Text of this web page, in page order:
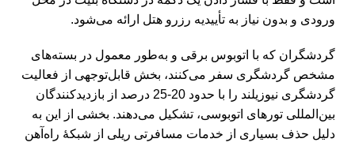
ورودی و بدون نیاز به تأییدیه رزرو هتل ارائه می‌شود.
گردشگران که با اتوبوس برقی و به‌طور معمول در بسته‌های
مشخص گردشگری سفر می‌کنند، بخش قابل‌توجهی از فعالیت
گردشگری نیوزیلند را با حدود 20-25 درصد از بازدیدکنندگان
بین‌المللی تورهای اتوبوسی، تشکیل می‌دهند. بخشی از این به
دلیل حذف بسیاری از خدمات مسافرتی ریلی از شبکۀ راه‌آهن